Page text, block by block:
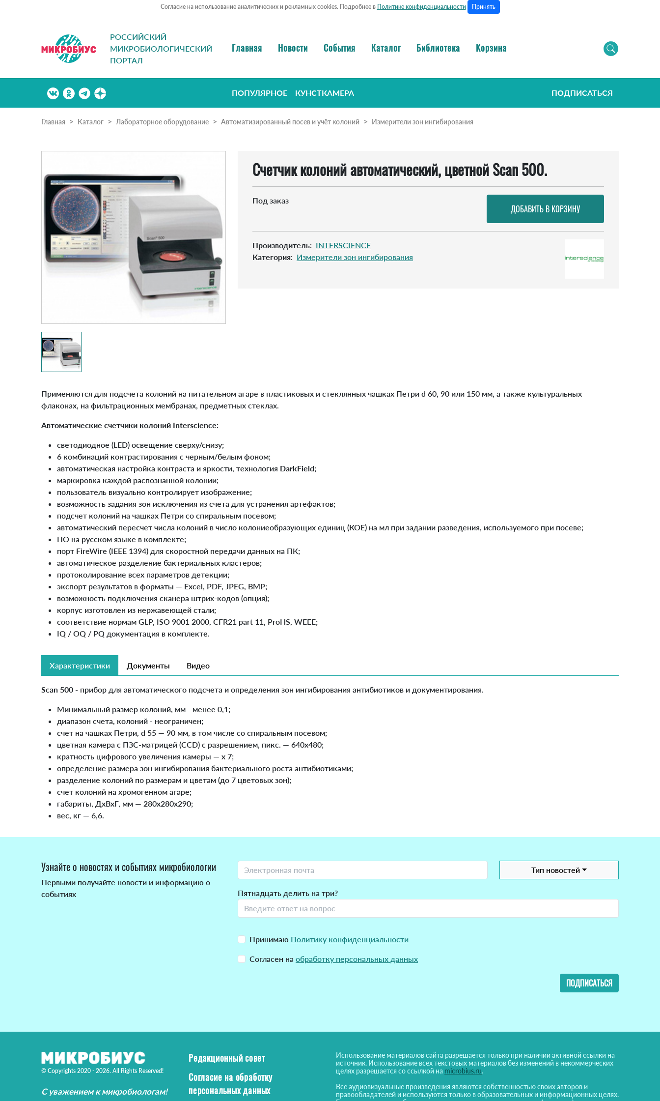
Согласие на использование аналитических и рекламных cookies. Подробнее в Политике конфиденциальности Принять
РОССИЙСКИЙ
МИКРОБИОЛОГИЧЕСКИЙ
ПОРТАЛ
Главная Новости События Каталог Библиотека Корзина
ПОПУЛЯРНОЕ КУНСТКАМЕРА ПОДПИСАТЬСЯ
Главная Каталог Лабораторное оборудование Автоматизированный посев и учёт колоний Измерители зон ингибирования
Счетчик колоний автоматический, цветной Scan 500.
Под заказ
Производитель: INTERSCIENCE
Категория: Измерители зон ингибирования
Применяются для подсчета колоний на питательном агаре в пластиковых и стеклянных чашках Петри d 60, 90 или 150 мм, а также культуральных
флаконах, на фильтрационных мембранах, предметных стеклах.
Автоматические счетчики колоний Interscience:
светодиодное (LED) освещение сверху/снизу;
6 комбинаций контрастирования c черным/белым фоном;
автоматическая настройка контраста и яркости, технология DarkField;
маркировка каждой распознанной колонии;
пользователь визуально контролирует изображение;
возможность задания зон исключения из счета для устранения артефактов;
подсчет колоний на чашках Петри со спиральным посевом;
автоматический пересчет числа колоний в число колониеобразующих единиц (КОЕ) на мл при задании разведения, используемого при посеве;
ПО на русском языке в комплекте;
порт FireWire (IEEE 1394) для скоростной передачи данных на ПК;
автоматическое разделение бактериальных кластеров;
протоколирование всех параметров детекции;
экспорт результатов в форматы — Excel, PDF, JPEG, BMP;
возможность подключения сканера штрих-кодов (опция);
корпус изготовлен из нержавеющей стали;
соответствие нормам GLP, ISO 9001 2000, CFR21 part 11, ProHS, WEEE;
IQ / OQ / PQ документация в комплекте.
Характеристики Документы Видео
Scan 500 - прибор для автоматического подсчета и определения зон ингибирования антибиотиков и документирования.
Минимальный размер колоний, мм - менее 0,1;
диапазон счета, колоний - неограничен;
счет на чашках Петри, d 55 — 90 мм, в том числе со спиральным посевом;
цветная камера с ПЗС-матрицей (CCD) с разрешением, пикс. — 640x480;
кратность цифрового увеличения камеры — х 7;
определение размера зон ингибирования бактериального роста антибиотиками;
разделение колоний по размерам и цветам (до 7 цветовых зон);
счет колоний на хромогенном агаре;
габариты, ДхВхГ, мм — 280х280х290;
вес, кг — 6,6.
Узнайте о новостях и событиях микробиологии
Первыми получайте новости и информацию о
событиях
Тип новостей
Пятнадцать делить на три?
Принимаю Политику конфиденциальности
Согласен на обработку персональных данных
ПОДПИСАТЬСЯ
© Copyrights 2020 - 2026. All Rights Reserved!
С уважением к микробиологам!
Редакционный совет
Согласие на обработку
персональных данных
Использование материалов сайта разрешается только при наличии активной ссылки на
источник. Использование всех текстовых материалов без изменений в некоммерческих
целях разрешается со ссылкой на microbius.ru.
Все аудиовизуальные произведения являются собственностью своих авторов и
правообладателей и используются только в образовательных и информационных целях.